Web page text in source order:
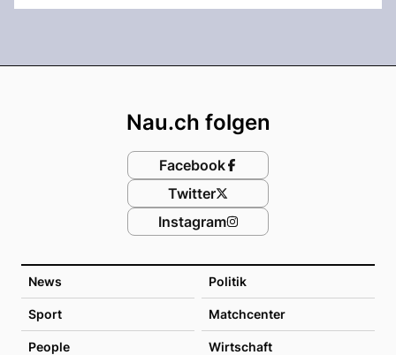
News Politik
Sport Matchcenter
People Wirtschaft
Nau.ch folgen
Facebook
Twitter
Instagram